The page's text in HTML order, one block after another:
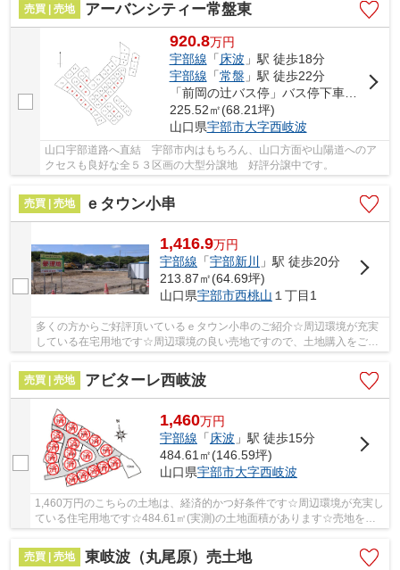
売買 | 売地
アーバンシティー常盤東
920.8万円
宇部線 「 床波 」駅 徒歩18分
宇部線 「常盤 」駅 徒歩22分
「前岡の辻バス停」バス停下車 徒歩分
225.52㎡(68.21坪)
山口県宇部市大字西岐波
山口宇部道路へ直結 宇部市内はもちろん、山口方面や山陽道へのア
クセスも良好な全５３区画の大型分譲地 好評分譲中です。
売買 | 売地 ｅタウン小串
1,416.9万円
宇部線 「宇部新川
」駅 徒歩20分
213.87㎡(64.69坪)
山口県宇部市西桃山 １丁目1
多くの方からご好評頂いているｅタウン小串のご紹介☆周辺環境が充実
している在宅用地です☆周辺環境の良い売地ですので、土地購入をご検
売買 | 売地
アビターレ西岐波
1,460万円
宇部線 「 床波 」駅 徒歩15分
484.61㎡(146.59坪)
山口県宇部市大字西岐波
1,460万円のこちらの土地は、経済的かつ好条件です☆周辺環境が充実し
ている住宅用地です☆484.61㎡(実測)の土地面積があります☆売地をお
売買 | 売地
東岐波（丸尾原）売土地